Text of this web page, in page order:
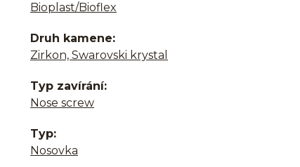
Bioplast/Bioflex
Druh kamene
Zirkon, Swarovski krystal
Typ zavírání
Nose screw
Typ
Nosovka